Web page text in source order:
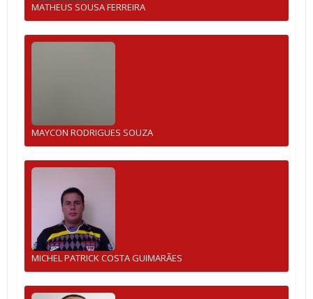
MATHEUS SOUSA FERREIRA
MAYCON RODRIGUES SOUZA
MICHEL PATRICK COSTA GUIMARÃES